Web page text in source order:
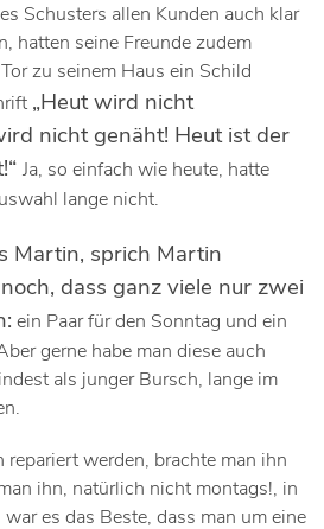
Schusters allen Kunden auch klar
hatten seine Freunde zudem
zu seinem Haus ein Schild
„Heut wird nicht
nicht genäht! Heut ist der
Ja, so einfach wie heute, hatte
lange nicht.
Martin, sprich Martin
dass ganz viele nur zwei
ein Paar für den Sonntag und ein
gerne habe man diese auch
als junger Bursch, lange im
repariert werden, brachte man ihn
ihn, natürlich nicht montags!, in
es das Beste, dass man um eine